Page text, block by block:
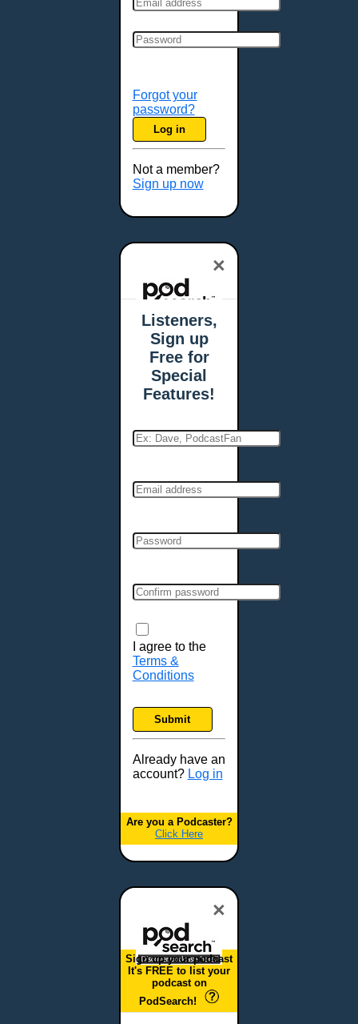
Forgot your
password?
Log in
Not a member?
Sign up now
×
Listeners,
Sign up
Free for
Special
Features!
I agree to the
Terms &
Conditions
Submit
Already have an
account? Log in
Are you a Podcaster?
Click Here
×
Sign up your podcast
It's FREE to list your
podcast on
PodSearch!